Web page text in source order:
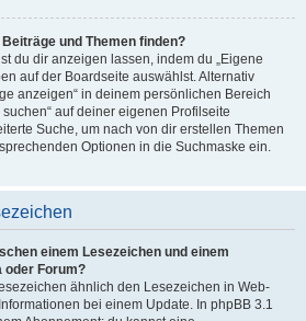
und Themen finden?
du dir anzeigen lassen, indem du „Eigene
auf der Boardseite auswählst. Alternativ
anzeigen“ in deinem persönlichen Bereich
auf deiner eigenen Profilseite
Suche, um nach von dir erstellen Themen
Optionen in die Suchmaske ein.
einem Lesezeichen und einem
oder Forum?
ähnlich den Lesezeichen in Web-
bei einem Update. In phpBB 3.1